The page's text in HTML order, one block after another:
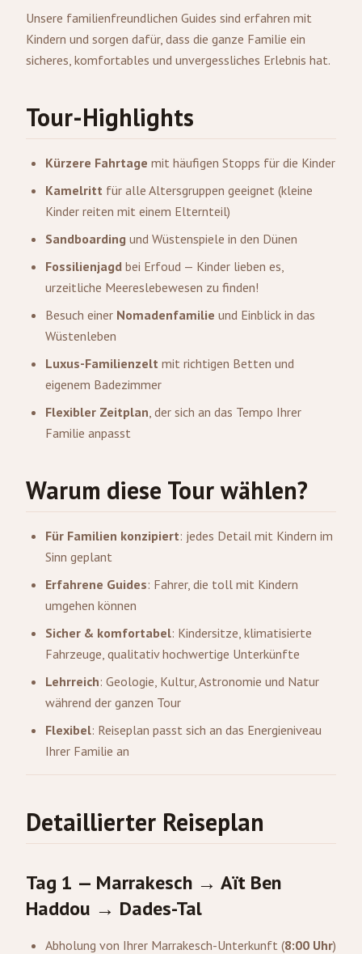
Unsere familienfreundlichen Guides sind erfahren mit
Kindern und sorgen dafür, dass die ganze Familie ein
sicheres, komfortables und unvergessliches Erlebnis hat.
Tour-Highlights
Kürzere Fahrtage mit häufigen Stopps für die Kinder
Kamelritt für alle Altersgruppen geeignet (kleine
Kinder reiten mit einem Elternteil)
Sandboarding und Wüstenspiele in den Dünen
Fossilienjagd bei Erfoud — Kinder lieben es,
urzeitliche Meereslebewesen zu finden!
Besuch einer Nomadenfamilie und Einblick in das
Wüstenleben
Luxus-Familienzelt mit richtigen Betten und
eigenem Badezimmer
Flexibler Zeitplan, der sich an das Tempo Ihrer
Familie anpasst
Warum diese Tour wählen?
Für Familien konzipiert: jedes Detail mit Kindern im
Sinn geplant
Erfahrene Guides: Fahrer, die toll mit Kindern
umgehen können
Sicher & komfortabel: Kindersitze, klimatisierte
Fahrzeuge, qualitativ hochwertige Unterkünfte
Lehrreich: Geologie, Kultur, Astronomie und Natur
während der ganzen Tour
Flexibel: Reiseplan passt sich an das Energieniveau
Ihrer Familie an
Detaillierter Reiseplan
Tag 1 — Marrakesch → Aït Ben
Haddou → Dades-Tal
Abholung von Ihrer Marrakesch-Unterkunft (8:00 Uhr)